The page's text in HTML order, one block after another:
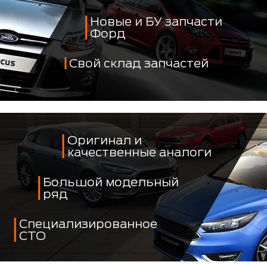
Новые и БУ запчасти
Форд
Свой склад запчастей
Оригинал и
качественные аналоги
Большой модельный
ряд
Специализированное
СТО